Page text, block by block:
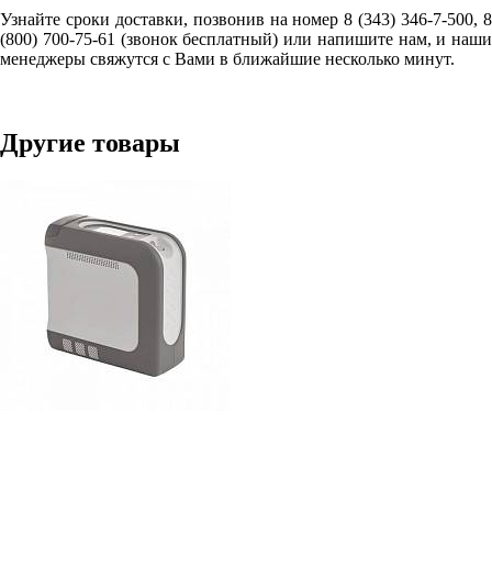
Узнайте сроки доставки, позвонив на номер 8 (343) 346-7-500, 8
(800) 700-75-61 (звонок бесплатный) или напишите нам, и наши
менеджеры свяжутся с Вами в ближайшие несколько минут.
Другие товары